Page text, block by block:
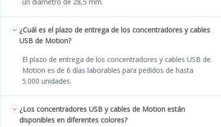
un diámetro de 28,5 mm.
¿Cuál es el plazo de entrega de los concentradores y cables
USB de Motion?
El plazo de entrega de los concentradores y cables USB de
Motion es de 6 días laborables para pedidos de hasta
5.000 unidades.
¿Los concentradores USB y cables de Motion están
disponibles en diferentes colores?